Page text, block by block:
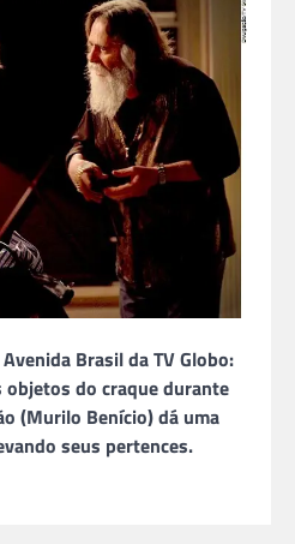
Brasil da TV Globo:
objetos do craque durante
(Murilo Benício) dá uma
seus pertences.